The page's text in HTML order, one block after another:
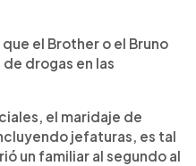
el Brother o el Bruno
drogas en las
el maridaje de
jefaturas, es tal
un familiar al segundo al